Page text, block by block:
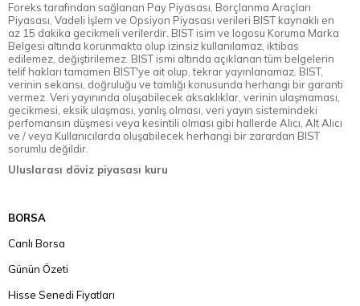
Foreks tarafından sağlanan Pay Piyasası, Borçlanma Araçları
Piyasası, Vadeli İşlem ve Opsiyon Piyasası verileri BIST kaynaklı en
az 15 dakika gecikmeli verilerdir. BIST isim ve logosu Koruma Marka
Belgesi altında korunmakta olup izinsiz kullanılamaz, iktibas
edilemez, değiştirilemez. BIST ismi altında açıklanan tüm belgelerin
telif hakları tamamen BIST'ye ait olup, tekrar yayınlanamaz. BIST,
verinin sekansı, doğruluğu ve tamlığı konusunda herhangi bir garanti
vermez. Veri yayınında oluşabilecek aksaklıklar, verinin ulaşmaması,
gecikmesi, eksik ulaşması, yanlış olması, veri yayın sistemindeki
perfomansın düşmesi veya kesintili olması gibi hallerde Alıcı, Alt Alıcı
ve / veya Kullanıcılarda oluşabilecek herhangi bir zarardan BIST
sorumlu değildir.
Uluslarası döviz piyasası kuru
BORSA
Canlı Borsa
Günün Özeti
Hisse Senedi Fiyatları